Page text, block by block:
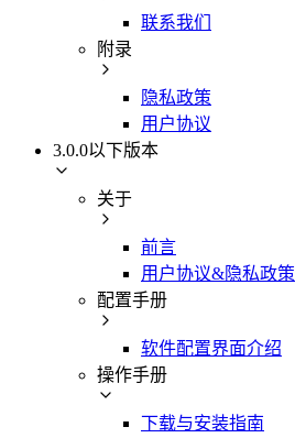
联系我们
附录
隐私政策
用户协议
3.0.0以下版本
关于
前言
用户协议&隐私政策
配置手册
软件配置界面介绍
操作手册
下载与安装指南